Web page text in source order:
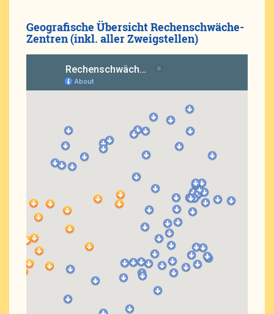
Geografische Übersicht Rechenschwäche-
Zentren (inkl. aller Zweigstellen)